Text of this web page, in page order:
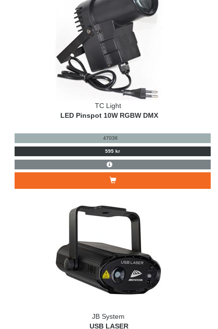
TC Light
LED Pinspot 10W RGBW DMX
47036
595 kr
JB System
USB LASER